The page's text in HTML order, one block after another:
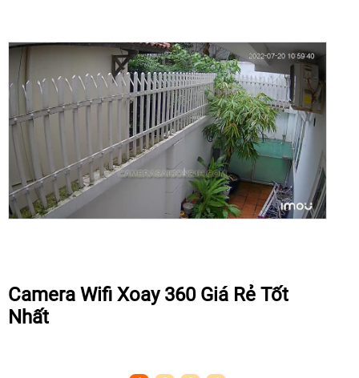
Camera Wifi Xoay 360 Giá Rẻ Tốt
Nhất